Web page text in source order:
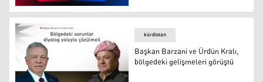
Mesrur Barzani ve Mazlum Abdi telefonda görüştü:
kürdistan
Başkan Barzani ve Ürdün Kralı,
bölgedeki gelişmeleri görüştü